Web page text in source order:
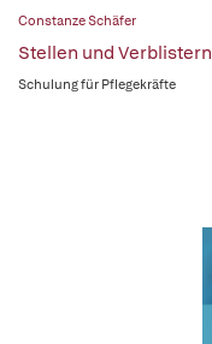
Constanze Schäfer
Stellen und Verblistern
Schulung für Pflegekräfte